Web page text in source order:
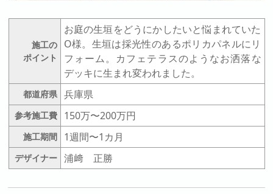
施工の
ポイント
お庭の生垣をどうにかしたいと悩まれていた
O様。生垣は採光性のあるポリカパネルにリ
フォーム。カフェテラスのようなお洒落な
デッキに生まれ変われました。
都道府県 兵庫県
参考施工費 150万〜200万円
施工期間 1週間〜1カ月
デザイナー 浦﨑 正勝